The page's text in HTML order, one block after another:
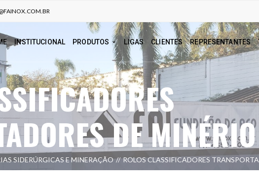
INSTITUCIONAL PRODUTOS LIGAS CLIENTES REPRESENTANTES
DE MINÉRIO
SIDERÚRGICAS E MINERAÇÃO ROLOS CLASSIFICADORES